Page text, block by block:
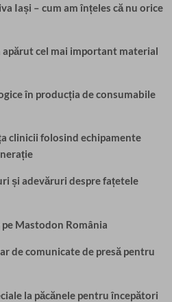
Iași – cum am înțeles că nu orice
cel mai important material
în producția de consumabile
clinicii folosind echipamente
și adevăruri despre fațetele
Mastodon România
de comunicate de presă pentru
la păcănele pentru începători